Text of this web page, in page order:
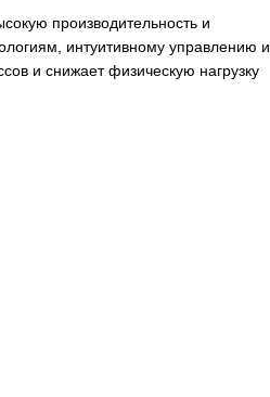
производительность и
интуитивному управлению и
и снижает физическую нагрузку